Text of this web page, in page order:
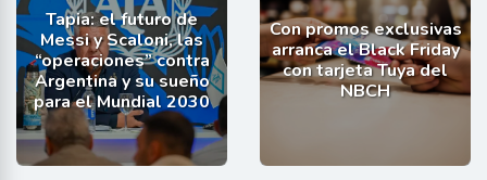
Tapia: el futuro de
Messi y Scaloni, las
“operaciones” contra
Argentina y su sueño
para el Mundial 2030
Con promos exclusivas
arranca el Black Friday
con tarjeta Tuya del
NBCH